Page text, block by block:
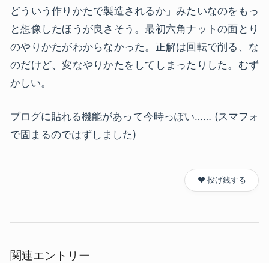
どういう作りかたで製造されるか」みたいなのをもっ
と想像したほうが良さそう。最初六角ナットの面とり
のやりかたがわからなかった。正解は回転で削る、な
のだけど、変なやりかたをしてしまったりした。むず
かしい。
ブログに貼れる機能があって今時っぽい…… (スマフォ
で固まるのではずしました)
❤️ 投げ銭する
関連エントリー